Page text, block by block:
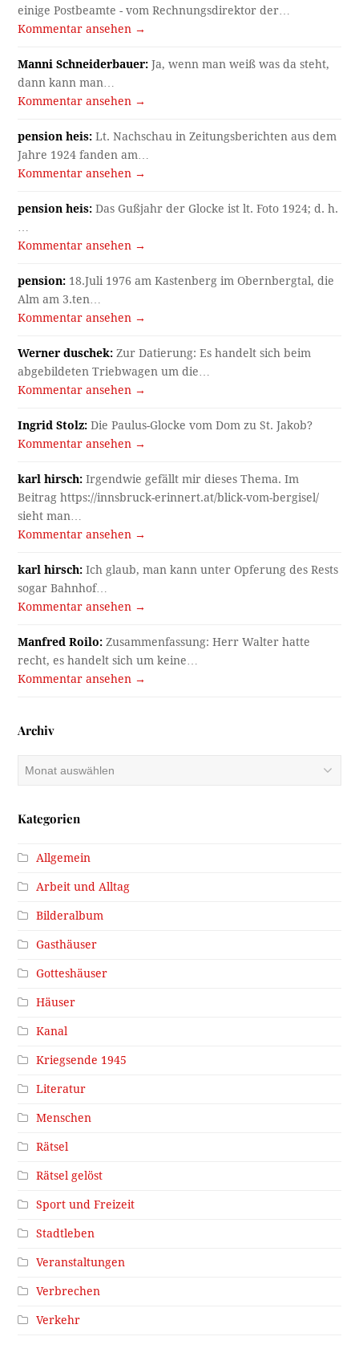
einige Postbeamte - vom Rechnungsdirektor der…
Kommentar ansehen →
Manni Schneiderbauer: Ja, wenn man weiß was da steht,
dann kann man…
Kommentar ansehen →
pension heis: Lt. Nachschau in Zeitungsberichten aus dem
Jahre 1924 fanden am…
Kommentar ansehen →
pension heis: Das Gußjahr der Glocke ist lt. Foto 1924; d. h.
…
Kommentar ansehen →
pension: 18.Juli 1976 am Kastenberg im Obernbergtal, die
Alm am 3.ten…
Kommentar ansehen →
Werner duschek: Zur Datierung: Es handelt sich beim
abgebildeten Triebwagen um die…
Kommentar ansehen →
Ingrid Stolz: Die Paulus-Glocke vom Dom zu St. Jakob?
Kommentar ansehen →
karl hirsch: Irgendwie gefällt mir dieses Thema. Im
Beitrag https://innsbruck-erinnert.at/blick-vom-bergisel/
sieht man…
Kommentar ansehen →
karl hirsch: Ich glaub, man kann unter Opferung des Rests
sogar Bahnhof…
Kommentar ansehen →
Manfred Roilo: Zusammenfassung: Herr Walter hatte
recht, es handelt sich um keine…
Kommentar ansehen →
Archiv
Archiv
Kategorien
Allgemein
Arbeit und Alltag
Bilderalbum
Gasthäuser
Gotteshäuser
Häuser
Kanal
Kriegsende 1945
Literatur
Menschen
Rätsel
Rätsel gelöst
Sport und Freizeit
Stadtleben
Veranstaltungen
Verbrechen
Verkehr